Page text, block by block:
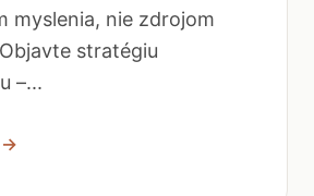
myslenia, nie zdrojom
stratégiu
–...
→